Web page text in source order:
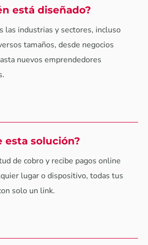
está diseñado?
las industrias y sectores, incluso
tamaños, desde negocios
nuevos emprendedores
esta solución?
de cobro y recibe pagos online
lugar o dispositivo, todas tus
solo un link.